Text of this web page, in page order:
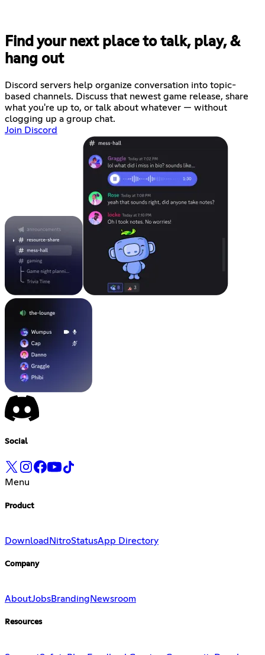
Find your next place to talk, play, &
hang out
Discord servers help organize conversation into topic-
based channels. Discuss that newest game release, share
what you're up to, or talk about whatever — without
clogging up a group chat.
Join Discord
Social
Menu
Product
Download NitroStatusApp Directory
Company
AboutJobsBranding Newsroom
Resources